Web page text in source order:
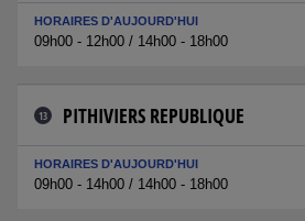
HORAIRES D'AUJOURD'HUI
09h00 - 12h00 / 14h00 - 18h00
13 PITHIVIERS REPUBLIQUE
HORAIRES D'AUJOURD'HUI
09h00 - 14h00 / 14h00 - 18h00